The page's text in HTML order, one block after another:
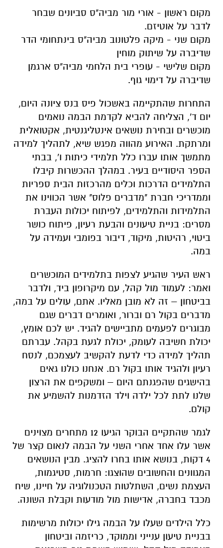
מקום ראשון - אורי מור מביה"ס סביונים שבחר
לדבר על אוטיזם.
מקום שני - מיקה פלטונוב מביה"ס בינתחומי הדר
שדיברה על שיתוק מוחין
מקום שלישי - עופרי בית הלחמי מביה"ס ארגמן
שדיברה על דימוי גוף.
התחרות שהתקיימה באשכול פיס בנס ציונה היום,
יום ד', הצליחה להביא לקדמת הבמה נואמים
מוכשרים ובחירת נושאים אינטליגנטית, אקטואלית
ומרתקת. האירוע מהווה מפגש שיא, לתהליך למידה
מתמשך אותו עברו כלל תלמידי כיתות ו', בבתי
הספר היסודיים בעיר. במהלך ההכשרות קיבלו
התלמידים הדרכות וכלים מהרכזות הבית ספריות
וממדריכי חברת "מדברים פלוס" אשר הכווינו את
התלמידות והתלמידים, לפיתוח יכולות העברת
מסרים: בניית טיעונים והבעת רעיון, פיתוח כושר
ביטוי, רהיטות, מיקוד, דיבור בפומבי ועמידה על
במה.
ראש העיר שהגיע לצפות בתלמידים המוכשרים
ואמר: לעמוד מול קהל, עם מיקרופון ביד, ולדבר
בביטחון – זה לא מובן מאליו. אתם, עולים על במה,
מדברים בקול רם וברור, ואומרים דברים שגם
מבוגרים לפעמים מתביישים להגיד. יש לכם אומץ,
יכולת חשיבה לעומק, יכולת לגעת בקהל. עברתם
תהליך למידה כדי לדעת להקשיב לעצמכם, לנסח
רעיון ולהגיד אותו בקול רם. אנחנו כולנו גאים
בהישגים שהפגנתם היום – ומשקפים את הרצון
שלנו לתת לכל ילדה וילד הזדמנות להשמיע את
קולם.
לגמר שהתקיים הבוקר הגיעו 12 מתחרים מצוינים
אשר עלו אחד אחרי השני על הבמה לנאום קצר של
4 דקות, בנושא אותו בחרו להציג. מבין הנושאים
המגוונים והחשובים שהוצגו: חרמות, סטיגמות,
העצמת נשים, השתלטות הטכנולוגיה על חיינו, שיח
מכבד בחברה, אדישות מול מודעות וקבלת השונה.
כלל הילדים שעלו על הבמה גילו יכולות מרשימות
בבניית טיעון ענייני וממוקד, כריזמה וביטחון